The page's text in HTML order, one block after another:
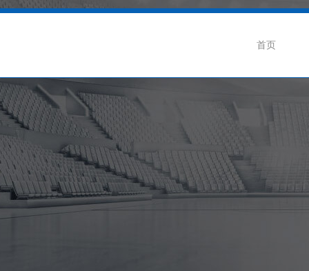
首页
企业荣誉
生产基地
蝶阀 卫生级隔膜阀系列 卫生级球阀系